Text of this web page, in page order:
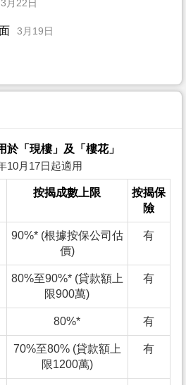
3月22日
3月19日
於「現樓」及「樓花」
10月17日起適用
按揭成數上限
按揭保
險
90%* (根據按保公司估
價)
有
80%至90%* (貸款額上
限900萬)
有
80%* 有
70%至80% (貸款額上
限1200萬)
有